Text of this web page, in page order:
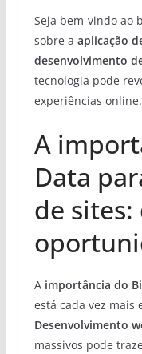
Seja bem-vindo ao
sobre a aplicação
desenvolvimento
tecnologia pode
experiências online.
A
Data
de sites:
A importância do
está cada vez mais
Desenvolvimento
massivos pode